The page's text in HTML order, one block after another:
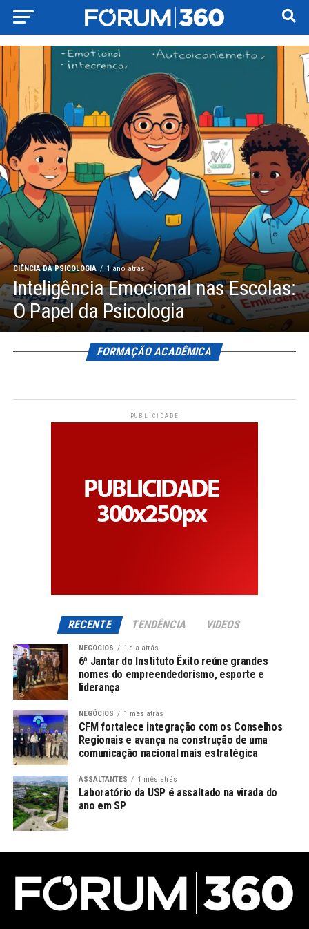
CIÊNCIA DA PSICOLOGIA 1 ano atrás
Inteligência Emocional nas Escolas:
O Papel da Psicologia
FORMAÇÃO ACADÊMICA
PUBLICIDADE
RECENTE TENDÊNCIA VIDEOS
NEGÓCIOS 1 dia atrás
6º Jantar do Instituto Êxito reúne grandes
nomes do empreendedorismo, esporte e
liderança
NEGÓCIOS 1 mês atrás
CFM fortalece integração com os Conselhos
Regionais e avança na construção de uma
comunicação nacional mais estratégica
ASSALTANTES 1 mês atrás
Laboratório da USP é assaltado na virada do
ano em SP